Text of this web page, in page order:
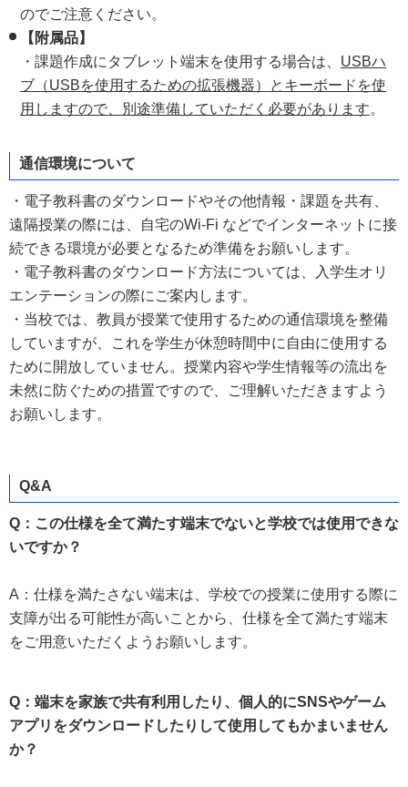
のでご注意ください。
【附属品】
・課題作成にタブレット端末を使用する場合は、 USBハ
ブ（USBを使用するための拡張機器）とキーボードを使
用しますので、別途準備していただく必要があります。
通信環境について
・電子教科書のダウンロードやその他情報・課題を共有、
遠隔授業の際には、自宅のWi-Fi などでインターネットに接
続できる環境が必要となるため準備をお願いします。
・電子教科書のダウンロード方法については、入学生オリ
エンテーションの際にご案内します。
・当校では、教員が授業で使用するための通信環境を整備
していますが、これを学生が休憩時間中に自由に使用する
ために開放していません。授業内容や学生情報等の流出を
未然に防ぐための措置ですので、ご理解いただきますよう
お願いします。
Q&A
Q：この仕様を全て満たす端末でないと学校では使用できな
いですか？
A：仕様を満たさない端末は、学校での授業に使用する際に
支障が出る可能性が高いことから、仕様を全て満たす端末
をご用意いただくようお願いします。
Q：端末を家族で共有利用したり、個人的にSNSやゲーム
アプリをダウンロードしたりして使用してもかまいません
か？